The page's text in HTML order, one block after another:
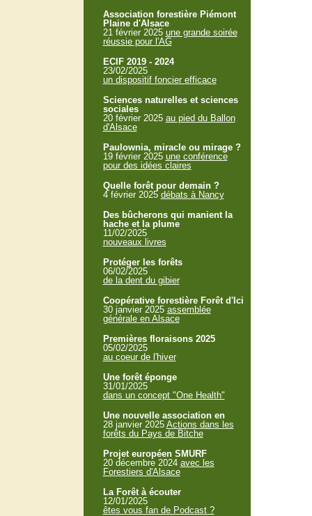
Association forestière Piémont
Plaine d'Alsace
21 février 2025 une grande soirée
réussie pour l'AG
ECIF 2019 - 2024
23/02/2025
un dispositif foncier efficace
Sciences naturelles et sciences
sociales
20 février 2025 au pied du Ballon
d'Alsace
Paulownia, miracle ou mirage ?
19 février 2025 une conférence
pour des idées claires
Quelle forêt pour demain ?
4 février 2025 débats à Nancy
Des bûcherons qui manient la
hache et la plume
11/02/2025
nouveaux livres
Protéger les forêts
06/02/2025
de la dent du gibier
Coopérative forestière Forêt d'Ici
30 janvier 2025 assemblée
générale en Alsace
Premières floraisons 2025
05/02/2025
au coeur de l'hiver
Une forêt éponge
31/01/2025
dans un concept "One Health"
Une nouvelle association en
28 janvier 2025 Actions dans les
forêts du Pays de Bitche
Projet européen SMURF
20 décembre 2024 avec les
Forestiers d'Alsace
La Forêt à écouter
12/01/2025
êtes vous fan de Podcast ?